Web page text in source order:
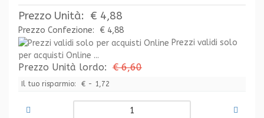
Prezzo Unità: € 4,88
Prezzo Confezione:
€ 4,88
Prezzi validi solo
per acquisti Online ...
Prezzo Unità lordo: € 6,60
Il tuo risparmio: € - 1,72